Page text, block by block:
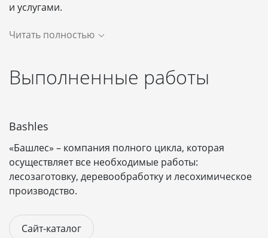
и услугами.
Однако, это не значит, что сайт-витрина является
функционалом для определённых организаций. Сайт
каталог товаров подходит для организаций,
Например - напольные покрытия. Digital-студия
Пандаворкс занимается созданием сайтов-витрин.
После завершения разработки передаём готовый
сайт с доменом и бесплатным хостингом на месяц.
Заказать сайт-каталог у нас – значит довериться
Читать полностью
Выполненные работы
Bashles
«Башлес» – компания полного цикла, которая
осуществляет все необходимые работы:
лесозаготовку, деревообработку и лесохимическое
производство.
Сайт-каталог